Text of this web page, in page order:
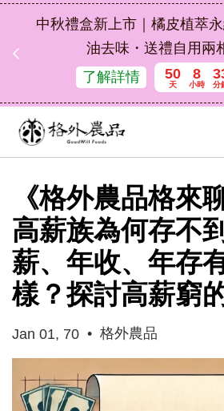
中秋禮盒新上市｜橘皮植萃
油去味・送禮自用兩
了解詳情
50
天
8
小時 分
《格外農品格來
高薪族為何存不
薪、年收、年存
樣？探討高薪窮
Jan 01, 70 • 格外農品